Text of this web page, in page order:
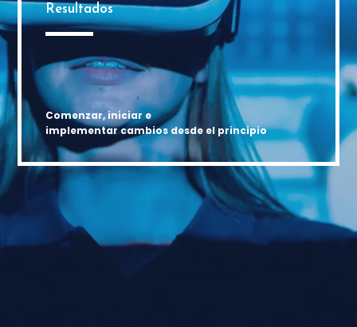
Resultados
Comenzar, iniciar e
implementar cambios desde el principio